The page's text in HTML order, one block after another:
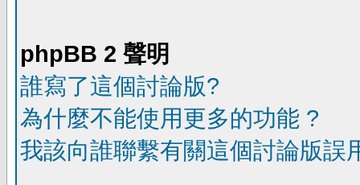
phpBB 2 聲明
誰寫了這個討論版?
為什麼不能使用更多的功能 ?
我該向誰聯繫有關這個討論版誤